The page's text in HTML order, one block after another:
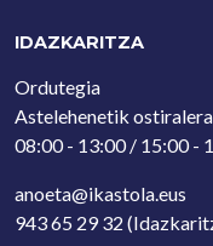
IDAZKARITZA
Ordutegia
Astelehenetik ostiralera
08:00 - 13:00 / 15:00 -
anoeta@ikastola.eus
943 65 29 32